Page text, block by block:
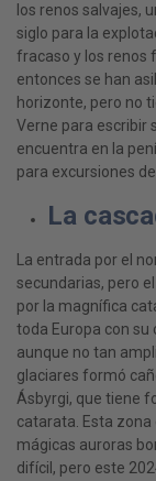
los renos salvajes,
siglo para la
fracaso y los renos
entonces se han
horizonte, pero no
Verne para escribir
encuentra en la
para excursiones
La
La entrada por el
secundarias, pero
por la magnífica
toda Europa con su
aunque no tan
glaciares formó
Ásbyrgi, que tiene
catarata. Esta
mágicas auroras
difícil, pero este